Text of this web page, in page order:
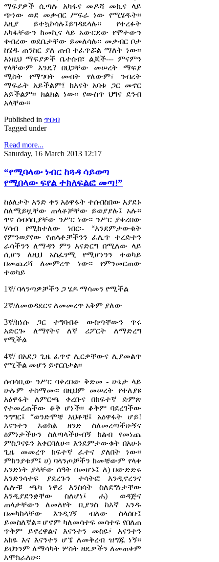
ማፍያዎች ሲጣሉ አካፋና መዶሻ መኪና ላይ
ጭነው ወደ መቃብር ሥፍራ ነው የሚሄዱት፡፡
እዚያ ይተኳኮሳሉ፤ይገዳደላሉ፡፡ የተረፉት
አካፋቸውን ከመኪና ላይ አውርደው የሞተውን
ቀብረው ወደቤታቸው ይመለሳሉ፡፡ መቃብር ቦታ
ከሄዱ ጠንከር ያለ ጠብ ተፈጥሯል ማለት ነው፡፡
እነዚህ ማፍያዎች ቤተሰብ፣ ልጆች--- ምናምን
የላቸውም እንዴ? በህጋቸው መሠረት ማፍያ
ሚስት የማግባት መብት የለውም፣ ንብረት
ማፍራት አይችልም፤ ከእናት አባቱ ጋር መኖር
አይችልም፡፡ ክልክል ነው፡፡ የውስጥ ህግና ደንብ
አላቸው፡፡
Published in ጥበብ
Tagged under
Read more...
Saturday, 16 March 2013 12:17
“የሚባላው ነብር ከጓዳ ሳይወጣ
የሚበላው ፍየል ተክለፍልፎ መጣ!”
ከዕለታት አንድ ቀን አዕዋፋት ተሰብስበው እያደኑ
ስለሚይዟቸው ጠላቶቻቸው ይወያያሉ፤ አሉ፡፡
ዋና ሰብሳቢያቸው ንሥር ነው፡፡ ንሥር ያቀረበው
ሃሳብ የሚከተለው ነበር፡- “እንደምታውቁት
የምንወያየው የጠላቶቻችንን ፈሊጥ ተረድተን
ራሳችንን ለማዳን ምን እናድርግ በሚለው ላይ
ሲሆን ለዚህ አስፈፃሚ የሚሆነንን ተወካይ
በመጨረሻ ለመምረጥ ነው፡፡ የምንመርጠው
ተወካይ
1ኛ/ ባላንጣዎቻችን ጋ ሄዶ ማሳመን የሚችል
2ኛ/ለመወዳደርና ለመመረጥ አቅም ያለው
3ኛ/ከነሱ ጋር ተግባብቶ ውስጣቸውን ጥሩ
አድርጐ ለማየትና ለኛ ሪፖርት ለማድረግ
የሚችል
4ኛ/ በአደጋ ጊዜ ፈጥኖ ሊርቃቸውና ሊያመልጥ
የሚችል መሆን ይኖርበታል፡፡
ሰብሳቢው ንሥር ባቀረበው ቅድመ - ሁኔታ ላይ
ሁሉም ተስማሙ፡፡ በዚህም መሠረት የተለያዩ
አዕዋፋት ለምርጫ ቀረቡና በከፍተኛ ድምጽ
የተመረጠችው ቆቅ ሆነች፡፡ ቆቅም ባደረገችው
ንግግር፤ “ወንድሞቼ እህቶቼ፤ አዕዋፋት ሆይ!
እናንተን እወክል ዘንድ ስለመረጣችሁኝና
ዕምነታችሁን ስለጣላችሁብኝ ከልብ የመነጨ
ምስጋናዬን አቀርባለሁ፡፡ እንደምታውቁት በአሁኑ
ጊዜ መመረጥ ከፍተኛ ፈተና ያለበት ነው፡፡
ምክንያቱም፤ ሀ) ባላንጦቻችን ከመቼውም የላቀ
አንድነት ያላቸው ሰዓት በመሆኑ፤ ለ) በውድድሩ
እንድንሳተፍ ያደረጉን ተሳትፎ እንዲኖረንና
ሌሎቹ ጫካ ነዋሪ እንስሳት ስለደግነታቸው
እንዲያደንቋቸው ስለሆነ፤ ሐ) ወዳጅና
ጠላታቸውን ለመለየት ቢያንስ ከእኛ አንዱ
በመካከላቸው እንዲገኝ ብለው ስላሰቡ፤
ይመስለኛል። ሆኖም ካለመሳተፍ መሳተፍ የበለጠ
ጥቅም ይኖረዋልና እናንተን መስዬ፤ እናንተን
አክዬ እና እናንተን ሆኜ ለመቅረብ ዝግጁ ነኝ፡፡
ይህንንም ለማሳካት ሦስት ዘዴዎችን ለመጠቀም
እሞክራለሁ፡፡